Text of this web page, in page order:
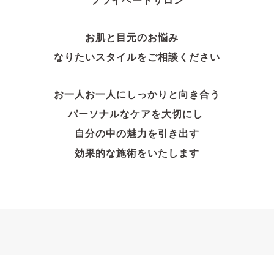
お肌と目元のお悩み
なりたいスタイルをご相談ください
お一人お一人にしっかりと向き合う
パーソナルなケアを大切にし
自分の中の魅力を引き出す
効果的な施術をいたします